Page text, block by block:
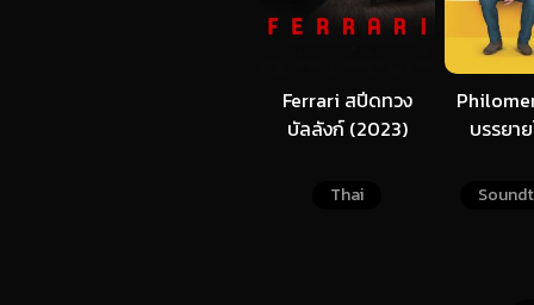
Ferrari สปีดทวง
บัลลังก์ (2023)
Thai
บรรยา